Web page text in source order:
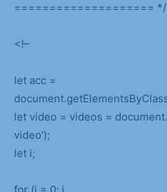
==================== */
<!–
let acc =
let video = videos =
video');
let i;